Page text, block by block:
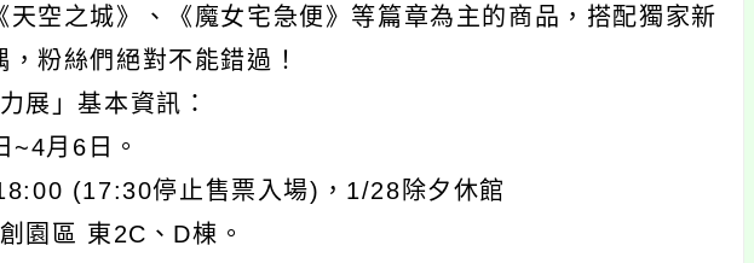
空之城》、《魔女宅急便》等篇章為主的商品，搭配獨家新
粉絲們絕對不能錯過！
」基本資訊：
月6日。
(17:30停止售票入場)，1/28除夕休館
區 東2C、D棟。